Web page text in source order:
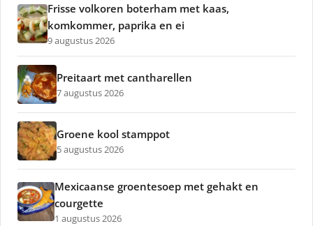
Frisse volkoren boterham met kaas,
komkommer, paprika en ei
9 augustus 2026
Preitaart met cantharellen
7 augustus 2026
Groene kool stamppot
5 augustus 2026
Mexicaanse groentesoep met gehakt en
courgette
1 augustus 2026